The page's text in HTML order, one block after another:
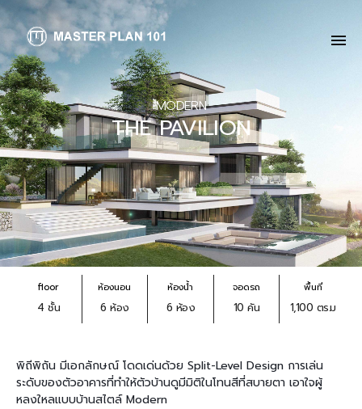
MODERN
THE PAVILION
floor
4 ชั้น
ห้องนอน
6 ห้อง
ห้องน้ำ
6 ห้อง
จอดรถ
10 คัน
พื้นที่
1,100 ตร.ม
พิถีพิถัน มีเอกลักษณ์ โดดเด่นด้วย Split-Level Design การเล่น
ระดับของตัวอาคารที่ทำให้ตัวบ้านดูมีมิติในโทนสีที่สบายตา เอาใจผู้
หลงใหลแบบบ้านสไตล์ Modern